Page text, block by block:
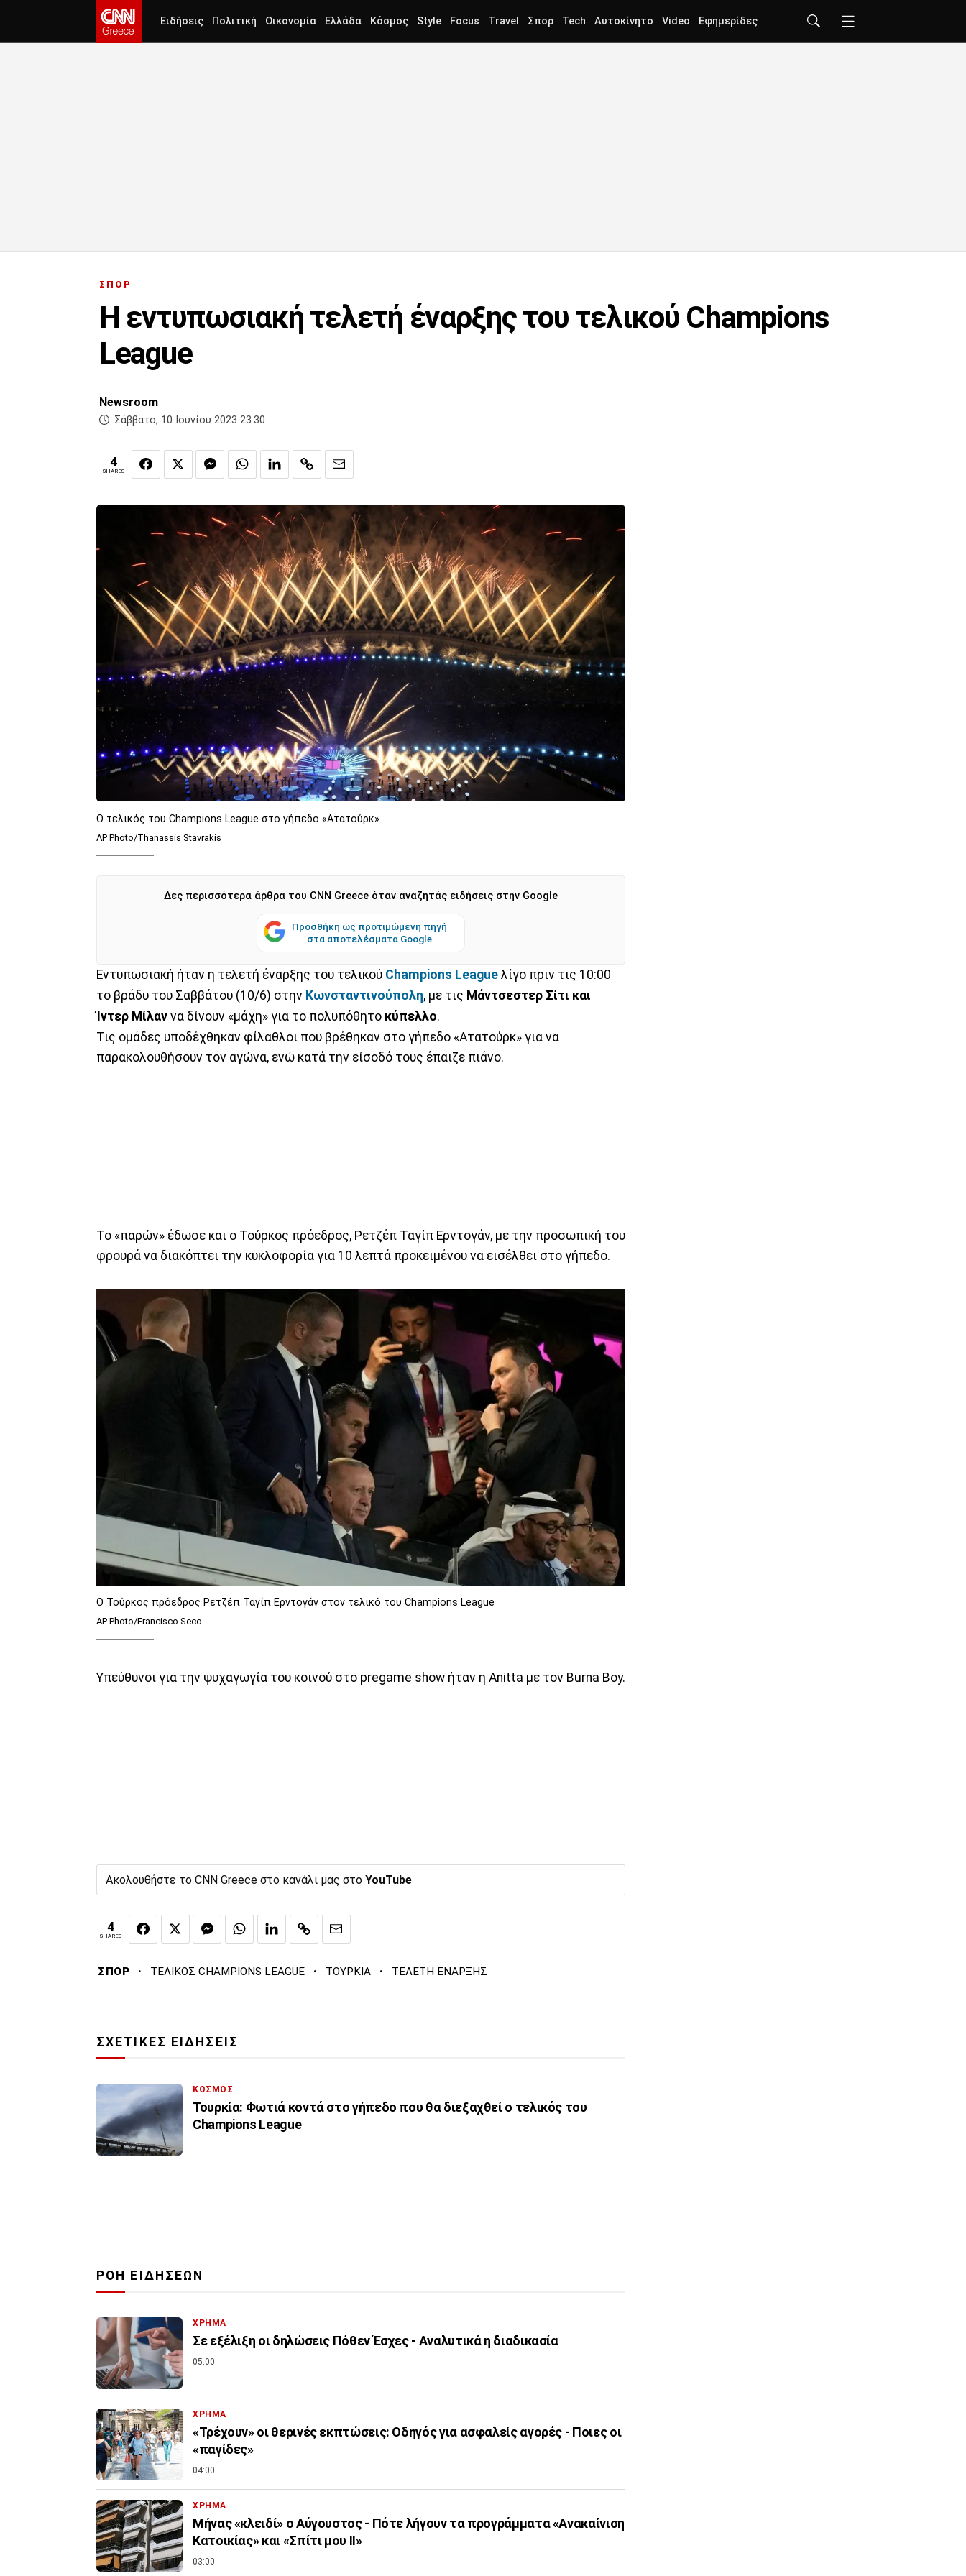
Ειδήσεις Πολιτική Οικονομία Ελλάδα Κόσμος Style Focus Travel Σπορ Tech Αυτοκίνητο Video Εφημερίδες
ΣΠΟΡ
Η εντυπωσιακή τελετή έναρξης του τελικού Champions
League
Newsroom
Σάββατο, 10 Ιουνίου 2023 23:30
4
SHARES
Ο τελικός του Champions League στο γήπεδο «Ατατούρκ»
AP Photo/Thanassis Stavrakis
Δες περισσότερα άρθρα του CNN Greece όταν αναζητάς ειδήσεις στην Google
Προσθήκη ως προτιμώμενη πηγή
στα αποτελέσματα Google
Εντυπωσιακή ήταν η τελετή έναρξης του τελικού Champions League λίγο πριν τις 10:00
το βράδυ του Σαββάτου (10/6) στην Κωνσταντινούπολη, με τις Μάντσεστερ Σίτι και
Ίντερ Μίλαν να δίνουν «μάχη» για το πολυπόθητο κύπελλο.
Τις ομάδες υποδέχθηκαν φίλαθλοι που βρέθηκαν στο γήπεδο «Ατατούρκ» για να
παρακολουθήσουν τον αγώνα, ενώ κατά την είσοδό τους έπαιζε πιάνο.
Το «παρών» έδωσε και ο Τούρκος πρόεδρος, Ρετζέπ Ταγίπ Ερντογάν, με την προσωπική του
φρουρά να διακόπτει την κυκλοφορία για 10 λεπτά προκειμένου να εισέλθει στο γήπεδο.
Ο Τούρκος πρόεδρος Ρετζέπ Ταγίπ Ερντογάν στον τελικό του Champions League
AP Photo/Francisco Seco
Υπεύθυνοι για την ψυχαγωγία του κοινού στο pregame show ήταν η Anitta με τον Burna Boy.
Ακολουθήστε το CNN Greece στο κανάλι μας στο YouTube
4
SHARES
ΣΠΟΡ · ΤΕΛΙΚΟΣ CHAMPIONS LEAGUE · ΤΟΥΡΚΙΑ · ΤΕΛΕΤΗ ΕΝΑΡΞΗΣ
ΣΧΕΤΙΚΕΣ ΕΙΔΗΣΕΙΣ
ΚΟΣΜΟΣ
Τουρκία: Φωτιά κοντά στο γήπεδο που θα διεξαχθεί ο τελικός του
Champions League
ΡΟΗ ΕΙΔΗΣΕΩΝ
ΧΡΗΜΑ
Σε εξέλιξη οι δηλώσεις Πόθεν Έσχες - Αναλυτικά η διαδικασία
05:00
ΧΡΗΜΑ
«Τρέχουν» οι θερινές εκπτώσεις: Οδηγός για ασφαλείς αγορές - Ποιες οι
«παγίδες»
04:00
ΧΡΗΜΑ
Μήνας «κλειδί» ο Αύγουστος - Πότε λήγουν τα προγράμματα «Ανακαίνιση
Κατοικίας» και «Σπίτι μου ΙΙ»
03:00